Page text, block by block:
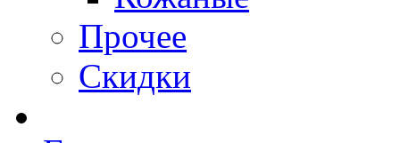
Прочее
Скидки